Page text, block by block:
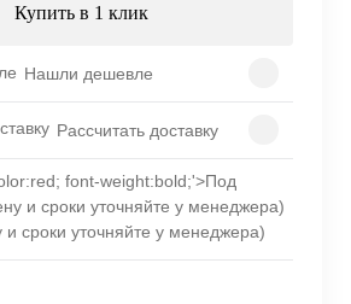
Купить в 1 клик
Нашли дешевле
Рассчитать доставку
и сроки уточняйте у менеджера)